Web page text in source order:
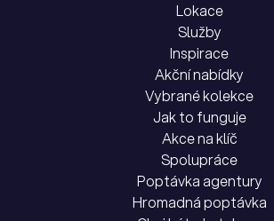
Lokace
Služby
Inspirace
Akční nabídky
Vybrané kolekce
Jak to funguje
Akce na klíč
Spolupráce
Poptávka agentury
Hromadná poptávka